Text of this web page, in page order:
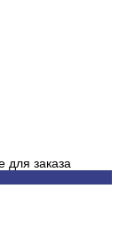
для заказа